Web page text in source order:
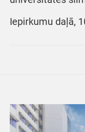
Iepirkumu daļā,